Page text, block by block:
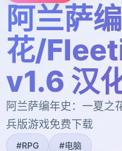
阿兰萨
花/
v1.6 汉
阿兰萨编年史：一夏之
兵版游戏免费下载
#RPG #电脑